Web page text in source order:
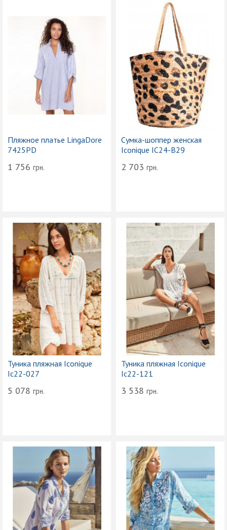
Пляжное платье LingaDore
7425PD
1 756 грн.
Сумка-шоппер женская
Iconique IC24-B29
2 703 грн.
Туника пляжная Iconique
Ic22-027
5 078 грн.
Туника пляжная Iconique
Ic22-121
3 538 грн.